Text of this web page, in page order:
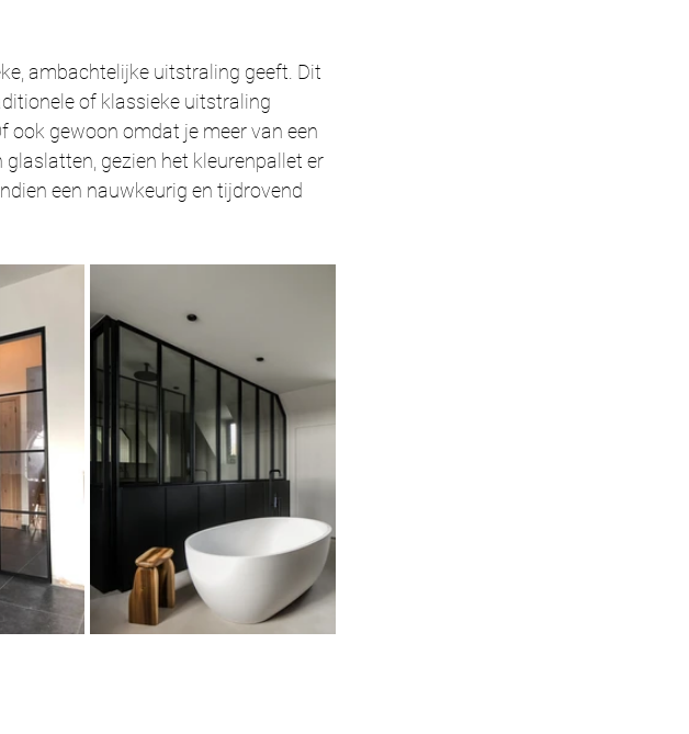
ambachtelijke uitstraling geeft. Dit
of klassieke uitstraling
ook gewoon omdat je meer van een
gezien het kleurenpallet er
een nauwkeurig en tijdrovend